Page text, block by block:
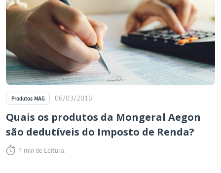
Produtos MAG 06/03/2016
Quais os produtos da Mongeral Aegon
são dedutíveis do Imposto de Renda?
4 min de Leitura.